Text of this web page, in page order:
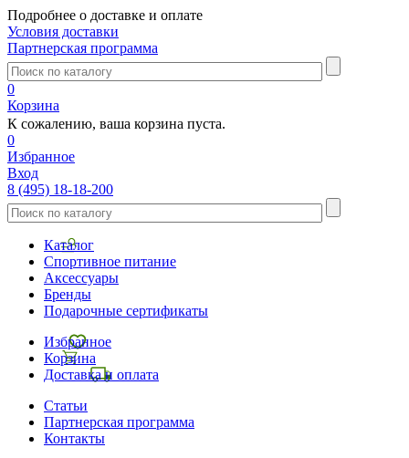
Подробнее о доставке и оплате
Условия доставки
Партнерская программа
0
Корзина
К сожалению, ваша корзина пуста.
0
Избранное
Вход
8 (495) 18-18-200
Каталог
Спортивное питание
Аксессуары
Бренды
Подарочные сертификаты
Избранное
Корзина
Доставка и оплата
Статьи
Партнерская программа
Контакты